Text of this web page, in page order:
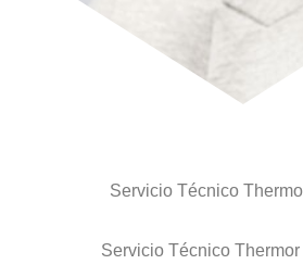
Servicio Técnico
Servicio Técnico